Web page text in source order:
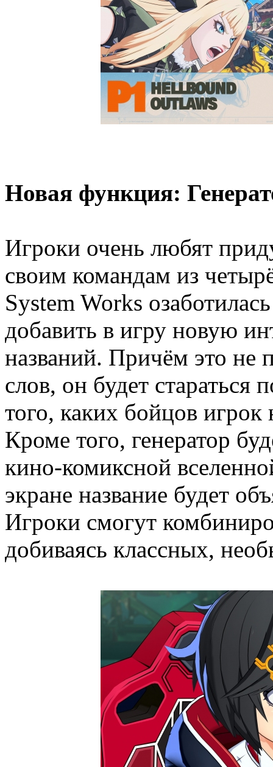
Новая функция:
Игроки очень любят
своим командам из
System Works
добавить в игру новую
названий. Причём это не
слов, он будет стараться
того, каких бойцов
Кроме того, генератор
кино-комиксной
экране название будет
Игроки смогут
добиваясь классных,